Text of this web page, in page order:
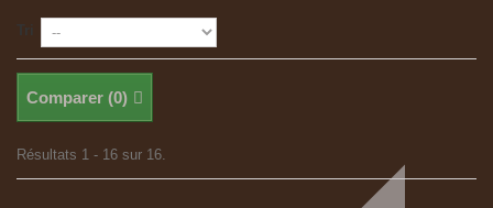
Comparer (0)
Résultats 1 - 16 sur 16.